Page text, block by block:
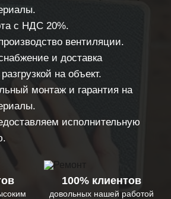
с НДС 20%.
вентиляции.
и доставка
на объект.
монтаж и гарантия на
исполнительную
100% клиентов
довольных нашей работой